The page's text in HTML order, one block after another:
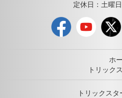
定休日：土曜
ホ
トリック
トリックス